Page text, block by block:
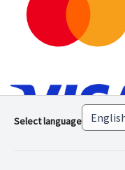
Select language